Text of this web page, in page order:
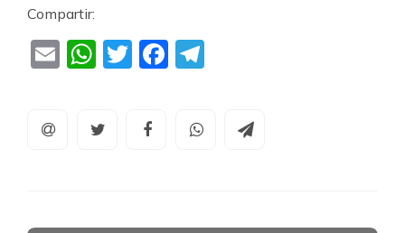
Compartir:
EmailWhatsApp
TwitterFacebook